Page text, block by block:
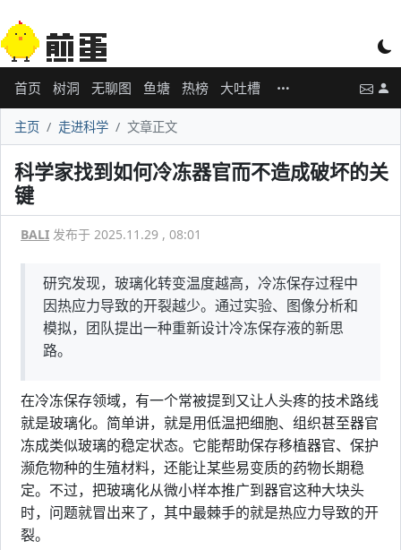
首页 树洞 无聊图 鱼塘 热榜 大吐槽
主页 走进科学 文章正文
科学家找到如何冷冻器官而不造成破坏的关
键
BALI 发布于 2025.11.29 , 08:01
研究发现，玻璃化转变温度越高，冷冻保存过程中
因热应力导致的开裂越少。通过实验、图像分析和
模拟，团队提出一种重新设计冷冻保存液的新思
路。
在冷冻保存领域，有一个常被提到又让人头疼的技术路线
就是玻璃化。简单讲，就是用低温把细胞、组织甚至器官
冻成类似玻璃的稳定状态。它能帮助保存移植器官、保护
濒危物种的生殖材料，还能让某些易变质的药物长期稳
定。不过，把玻璃化从微小样本推广到器官这种大块头
时，问题就冒出来了，其中最棘手的就是热应力导致的开
裂。